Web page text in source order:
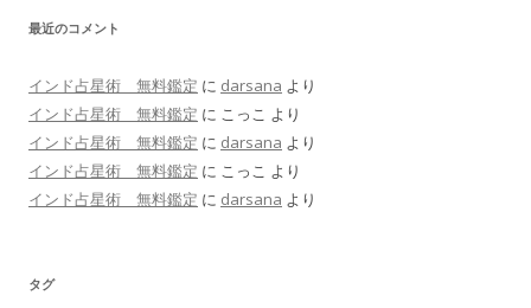
最近のコメント
インド占星術 無料鑑定 に darsana より
インド占星術 無料鑑定 に こっこ より
インド占星術 無料鑑定 に darsana より
インド占星術 無料鑑定 に こっこ より
インド占星術 無料鑑定 に darsana より
タグ